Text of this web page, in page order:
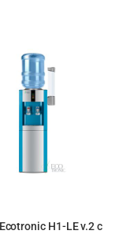
H1-LE v.2 с